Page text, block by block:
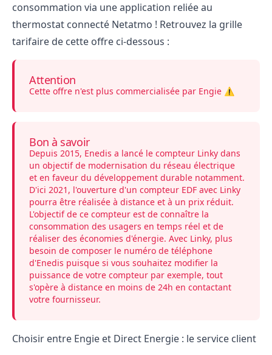
consommation via une application reliée au
thermostat connecté Netatmo ! Retrouvez la grille
tarifaire de cette offre ci-dessous :
Attention
Cette offre n'est plus commercialisée par Engie ⚠️
Bon à savoir
Depuis 2015, Enedis a lancé le compteur Linky dans
un objectif de modernisation du réseau électrique
et en faveur du développement durable notamment.
D'ici 2021, l'ouverture d'un compteur EDF avec Linky
pourra être réalisée à distance et à un prix réduit.
L'objectif de ce compteur est de connaître la
consommation des usagers en temps réel et de
réaliser des économies d'énergie. Avec Linky, plus
besoin de composer le numéro de téléphone
d'Enedis puisque si vous souhaitez modifier la
puissance de votre compteur par exemple, tout
s'opère à distance en moins de 24h en contactant
votre fournisseur.
Choisir entre Engie et Direct Energie : le service client